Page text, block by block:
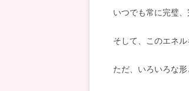
いつでも常に完璧、
そして、このエネ
ただ、いろいろな